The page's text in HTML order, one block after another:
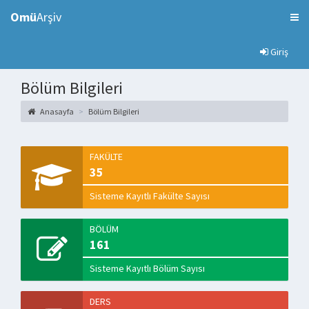
OmüArşiv
Giriş
Bölüm Bilgileri
Anasayfa Bölüm Bilgileri
FAKÜLTE
35
Sisteme Kayıtlı Fakülte Sayısı
BÖLÜM
161
Sisteme Kayıtlı Bölüm Sayısı
DERS